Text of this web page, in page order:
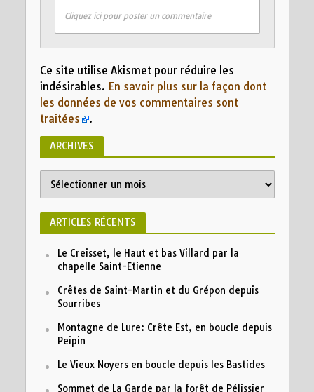
Cliquez ici pour poster un commentaire
Ce site utilise Akismet pour réduire les
indésirables. En savoir plus sur la façon dont
les données de vos commentaires sont
traitées
.
ARCHIVES
ARTICLES RÉCENTS
Le Creisset, le Haut et bas Villard par la
chapelle Saint-Etienne
Crêtes de Saint-Martin et du Grépon depuis
Sourribes
Montagne de Lure: Crête Est, en boucle depuis
Peipin
Le Vieux Noyers en boucle depuis les Bastides
Sommet de La Garde par la forêt de Pélissier